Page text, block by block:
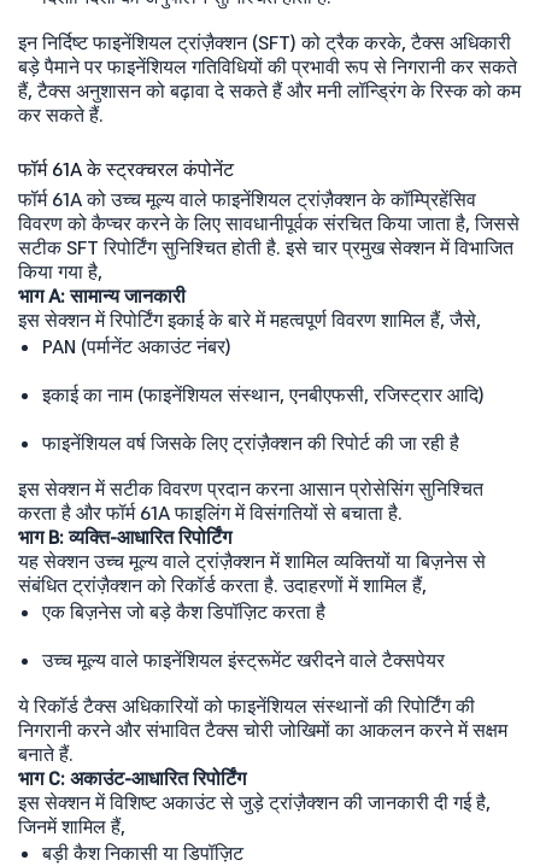
इन निर्दिष्ट फाइनेंशियल ट्रांज़ैक्शन (SFT) को ट्रैक करके, टैक्स अधिकारी
बड़े पैमाने पर फाइनेंशियल गतिविधियों की प्रभावी रूप से निगरानी कर सकते
हैं, टैक्स अनुशासन को बढ़ावा दे सकते हैं और मनी लॉन्ड्रिंग के रिस्क को कम
कर सकते हैं.
फॉर्म 61A के स्ट्रक्चरल कंपोनेंट
फॉर्म 61A को उच्च मूल्य वाले फाइनेंशियल ट्रांज़ैक्शन के कॉम्प्रिहेंसिव
विवरण को कैप्चर करने के लिए सावधानीपूर्वक संरचित किया जाता है, जिससे
सटीक SFT रिपोर्टिंग सुनिश्चित होती है. इसे चार प्रमुख सेक्शन में विभाजित
किया गया है,
भाग A: सामान्य जानकारी
इस सेक्शन में रिपोर्टिंग इकाई के बारे में महत्वपूर्ण विवरण शामिल हैं, जैसे,
PAN (पर्मानेंट अकाउंट नंबर)
इकाई का नाम (फाइनेंशियल संस्थान, एनबीएफसी, रजिस्ट्रार आदि)
फाइनेंशियल वर्ष जिसके लिए ट्रांज़ैक्शन की रिपोर्ट की जा रही है
इस सेक्शन में सटीक विवरण प्रदान करना आसान प्रोसेसिंग सुनिश्चित
करता है और फॉर्म 61A फाइलिंग में विसंगतियों से बचाता है.
भाग B: व्यक्ति-आधारित रिपोर्टिंग
यह सेक्शन उच्च मूल्य वाले ट्रांज़ैक्शन में शामिल व्यक्तियों या बिज़नेस से
संबंधित ट्रांज़ैक्शन को रिकॉर्ड करता है. उदाहरणों में शामिल हैं,
एक बिज़नेस जो बड़े कैश डिपॉज़िट करता है
उच्च मूल्य वाले फाइनेंशियल इंस्ट्रूमेंट खरीदने वाले टैक्सपेयर
ये रिकॉर्ड टैक्स अधिकारियों को फाइनेंशियल संस्थानों की रिपोर्टिंग की
निगरानी करने और संभावित टैक्स चोरी जोखिमों का आकलन करने में सक्षम
बनाते हैं.
भाग C: अकाउंट-आधारित रिपोर्टिंग
इस सेक्शन में विशिष्ट अकाउंट से जुड़े ट्रांज़ैक्शन की जानकारी दी गई है,
जिनमें शामिल हैं,
बड़ी कैश निकासी या डिपॉज़िट